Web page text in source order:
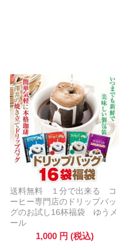
送料無料 １分で出来る コ
ーヒー専門店のドリップバッ
グのお試し16杯福袋 ゆうメ
ール
1,000 円 (税込)